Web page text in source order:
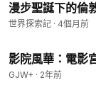
漫步聖誕下的倫
世界探索記 · 4個月前
影院風華：電影
GJW+ · 2年前